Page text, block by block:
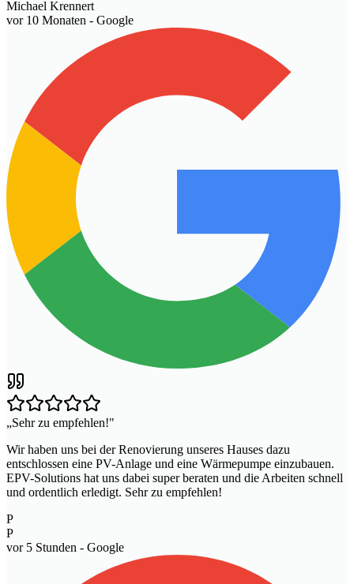
Michael Krennert
vor 10 Monaten - Google
„Sehr zu empfehlen!"
Wir haben uns bei der Renovierung unseres Hauses dazu
entschlossen eine PV-Anlage und eine Wärmepumpe einzubauen.
EPV-Solutions hat uns dabei super beraten und die Arbeiten schnell
und ordentlich erledigt. Sehr zu empfehlen!
P
P
vor 5 Stunden - Google